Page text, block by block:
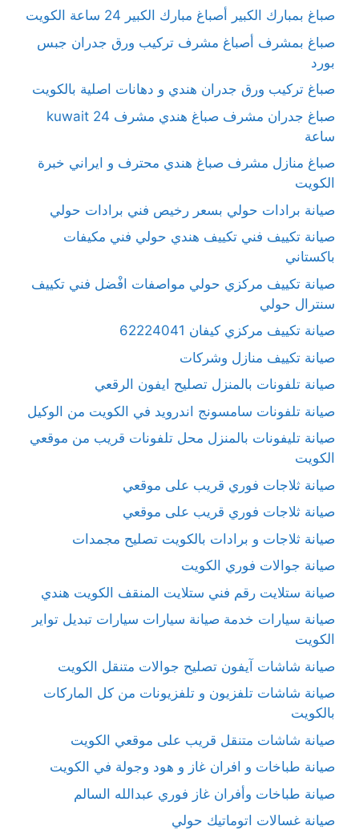
صباغ بمبارك الكبير أصباغ مبارك الكبير 24 ساعة الكويت
صباغ بمشرف أصباغ مشرف تركيب ورق جدران جبس
بورد
صباغ تركيب ورق جدران هندي و دهانات اصلية بالكويت
صباغ جدران مشرف صباغ هندي مشرف kuwait 24
ساعة
صباغ منازل مشرف صباغ هندي محترف و ايراني خبرة
الكويت
صيانة برادات حولي بسعر رخيص فني برادات حولي
صيانة تكييف فني تكييف هندي حولي فني مكيفات
باكستاني
صيانة تكييف مركزي حولي مواصفات افْضل فني تكييف
سنترال حولي
صيانة تكييف مركزي كيفان 62224041
صيانة تكييف منازل وشركات
صيانة تلفونات بالمنزل تصليح ايفون الرقعي
صيانة تلفونات سامسونج اندرويد في الكويت من الوكيل
صيانة تليفونات بالمنزل محل تلفونات قريب من موقعي
الكويت
صيانة ثلاجات فوري قريب على موقعي
صيانة ثلاجات فوري قريب على موقعي
صيانة ثلاجات و برادات بالكويت تصليح مجمدات
صيانة جوالات فوري الكويت
صيانة ستلايت رقم فني ستلايت المنقف الكويت هندي
صيانة سيارات خدمة صيانة سيارات سيارات تبديل تواير
الكويت
صيانة شاشات آيفون تصليح جوالات متنقل الكويت
صيانة شاشات تلفزيون و تلفزيونات من كل الماركات
بالكويت
صيانة شاشات متنقل قريب على موقعي الكويت
صيانة طباخات و افران غاز و هود وجولة في الكويت
صيانة طباخات وأفران غاز فوري عبدالله السالم
صيانة غسالات اتوماتيك حولي